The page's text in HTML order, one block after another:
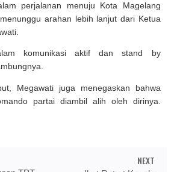
perjalanan menuju Kota Magelang
arahan lebih lanjut dari Ketua
komunikasi aktif dan stand by
Megawati juga menegaskan bahwa
partai diambil alih oleh dirinya.
NEXT